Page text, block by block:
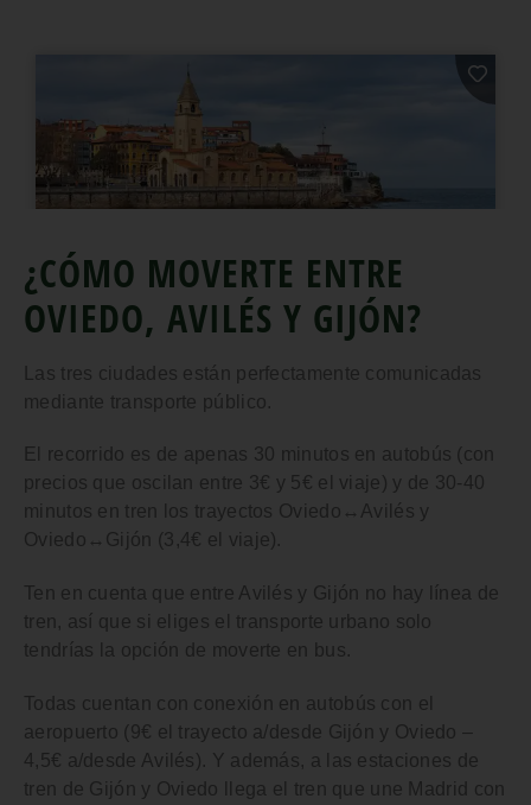
¿CÓMO MOVERTE ENTRE
OVIEDO, AVILÉS Y GIJÓN?
Las tres ciudades están perfectamente comunicadas
mediante transporte público.
El recorrido es de apenas 30 minutos en autobús (con
precios que oscilan entre 3€ y 5€ el viaje) y de 30-40
minutos en tren
los trayectos Oviedo↔Avilés y
Oviedo↔Gijón (3,4€ el viaje).
Ten en cuenta que entre Avilés y Gijón no hay línea de
tren , así que si eliges el transporte urbano solo
tendrías la opción de moverte en bus.
Todas cuentan con conexión en autobús con el
aeropuerto (9€ el trayecto a/desde Gijón y Oviedo –
4,5€ a/desde Avilés). Y además, a las estaciones de
tren de Gijón y Oviedo llega el tren que une Madrid con